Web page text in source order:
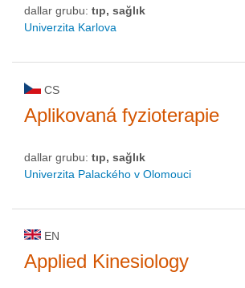
dallar grubu: tıp, sağlık
Univerzita Karlova
CS
Aplikovaná fyzioterapie
dallar grubu: tıp, sağlık
Univerzita Palackého v Olomouci
EN
Applied Kinesiology